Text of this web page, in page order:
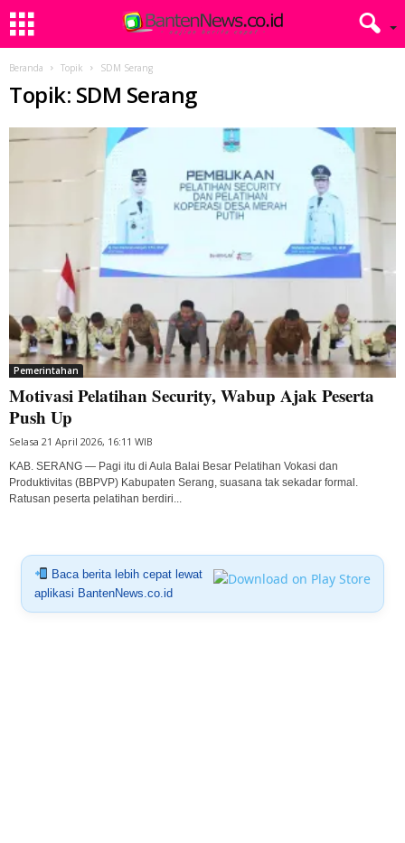
Beranda Topik SDM Serang
Topik: SDM Serang
Pemerintahan
Motivasi Pelatihan Security, Wabup Ajak Peserta
Push Up
Selasa 21 April 2026, 16:11 WIB
KAB. SERANG — Pagi itu di Aula Balai Besar Pelatihan Vokasi dan
Produktivitas (BBPVP) Kabupaten Serang, suasana tak sekadar formal.
Ratusan peserta pelatihan berdiri...
Baca berita lebih cepat lewat
aplikasi BantenNews.co.id